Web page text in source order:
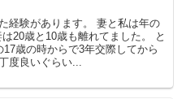
経験があります。 妻と私は年の
20歳と10歳も離れてました。 と
歳の時からで3年交際してから
度良いぐらい...